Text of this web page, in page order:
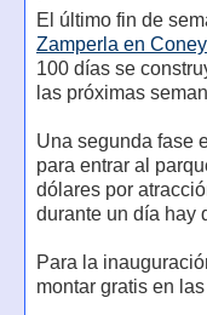
El último fin de
Zamperla en
100 días se
las próximas
Una segunda fase
para entrar al
dólares por
durante un día hay
Para la
montar gratis en